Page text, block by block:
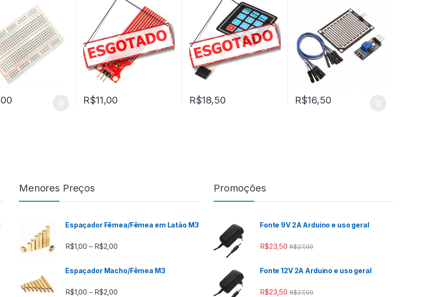
R$11,00 R$18,50 R$16,50
Menores Preços
Espaçador Fêmea/Fêmea em Latão M3
R$1,00 – R$2,00 Faixa de preço: R$1,00 através R$2,00
Espaçador Macho/Fêmea M3
R$1,00 – R$2,00 Faixa de preço: R$1,00 através R$2,00
Promoções
Fonte 9V 2A Arduino e uso geral
R$23,50 R$27,00
Fonte 12V 2A Arduino e uso geral
R$23,50 R$27,00